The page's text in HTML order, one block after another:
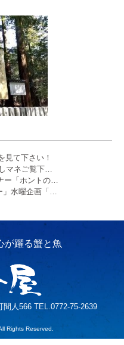
見て下さい！
マネご覧下…
ー「ホントの…
水曜企画「…
人566 TEL.0772-75-2639
Rights Reserved.